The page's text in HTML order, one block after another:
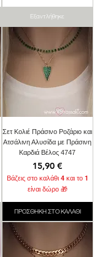
Εξαντλήθηκε
Σετ Κολιέ Πράσινο Ροζάριο και
Ατσάλινη Αλυσίδα με Πράσινη
Καρδιά Βέλος 4747
Τιμή
15,90 €
Βάζεις στο καλάθι 4 και το 1
είναι δώρο 🎁
ΠΡΟΣΘΗΚΗ ΣΤΟ ΚΑΛΑΘΙ